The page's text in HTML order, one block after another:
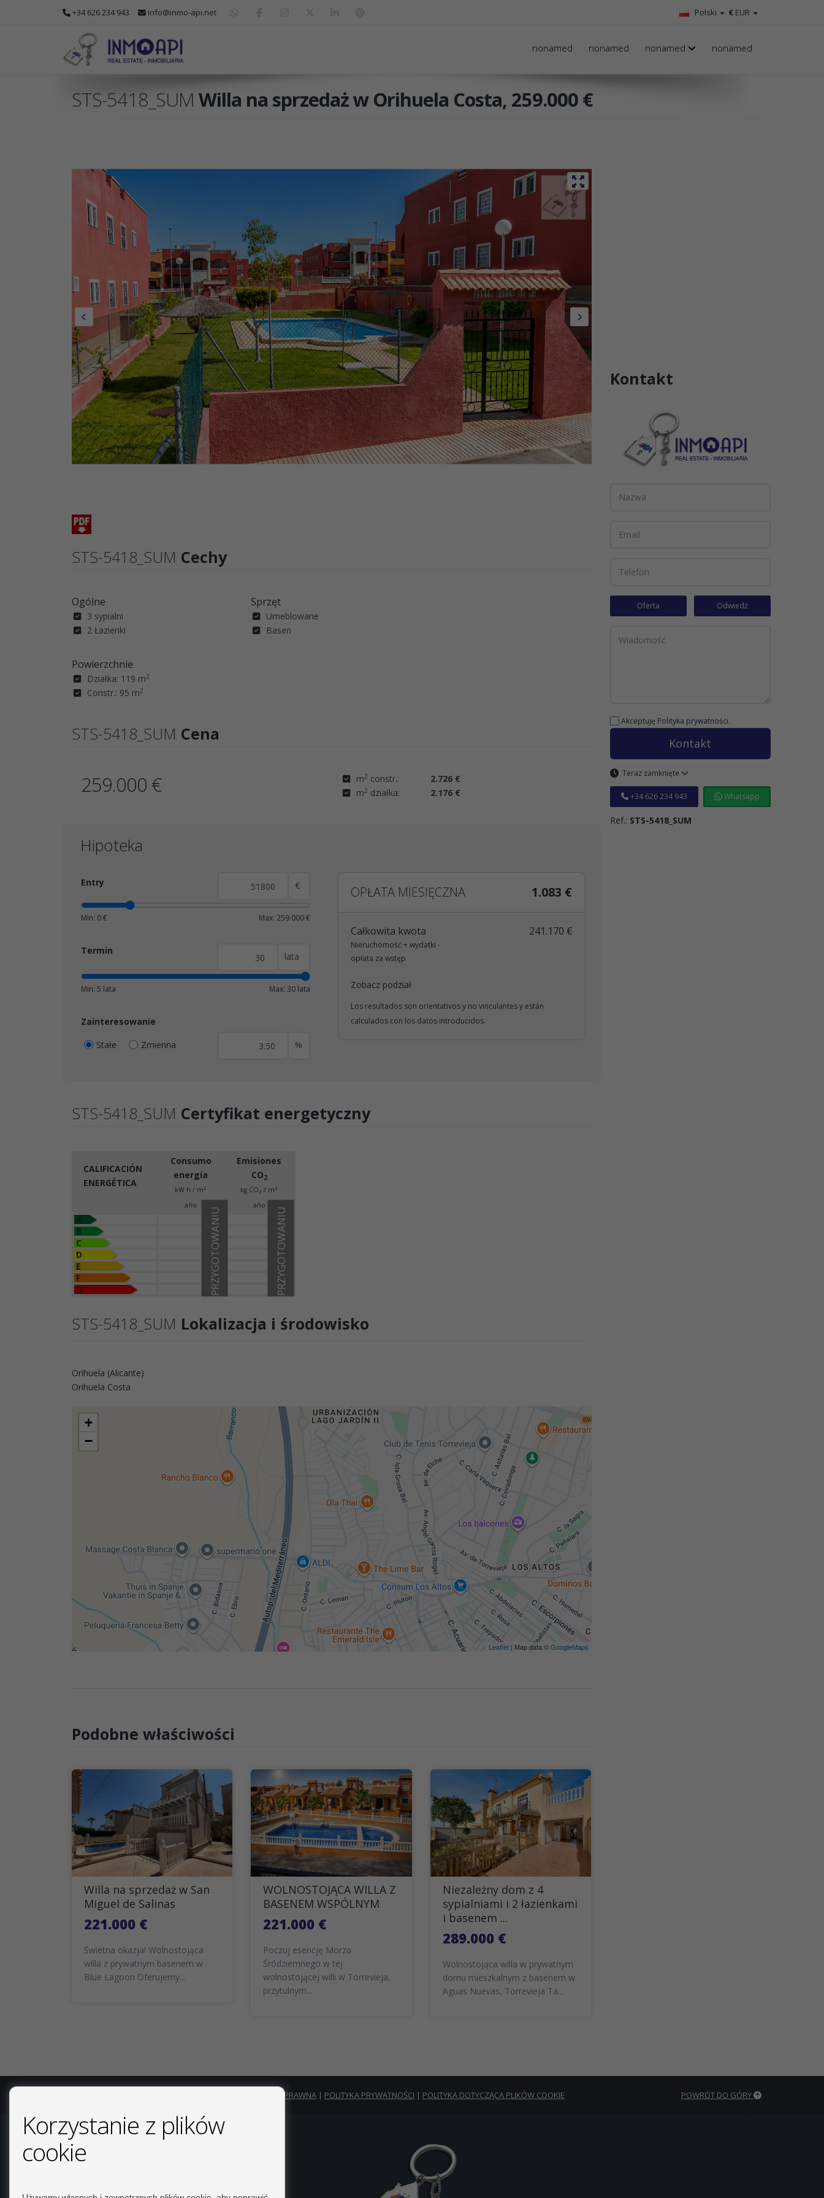
+34 626 234 943 info@inmo-api.net € EUR
Polski
nonamed nonamed nonamed nonamed
STS-5418_SUM Willa na sprzedaż w Orihuela Costa, 259.000 €
STS-5418_SUM Cechy
Ogólne
3 sypialni
2 Łazienki
Powierzchnie
Działka: 119 m2
Constr.: 95 m2
Sprzęt
Umeblowane
Basen
STS-5418_SUM Cena
259.000 € m2 constr.:
2.726 €
m2 działka: 2.176 €
Hipoteka
Entry €
Min: 0 € Max: 259.000 €
Termin
lata
Min: 5 lata Max: 30 lata
Zainteresowanie
Stałe
Zmienna %
OPŁATA MIESIĘCZNA 1.083 €
Całkowita kwota
Nieruchomość + wydatki -
opłata za wstęp
Zobacz podział
241.170 €
Los resultados son orientativos y no vinculantes y están
calculados con los datos introducidos.
STS-5418_SUM Certyfikat energetyczny
CALIFICACIÓN
ENERGÉTICA
Consumo
energía
kW h / m2
año
Emisiones
CO2
kg CO2 / m2
año
B
C
D
E
F
G
W PRZYGOTOWANIU
W PRZYGOTOWANIU
STS-5418_SUM Lokalizacja i środowisko
Orihuela (Alicante)
Orihuela Costa
+
−
Leaflet| Map data ©GoogleMaps
Podobne właściwości
Willa na sprzedaż w San
Miguel de Salinas
221.000 €
Świetna okazja! Wolnostojąca
willa z prywatnym basenem w
Blue Lagoon Oferujemy...
WOLNOSTOJĄCA WILLA Z
BASENEM WSPÓLNYM
221.000 €
Poczuj esencję Morza
Śródziemnego w tej
wolnostojącej willi w Torrevieja,
przytulnym...
Niezależny dom z 4
sypialniami i 2 łazienkami
i basenem ...
289.000 €
Wolnostojąca willa w prywatnym
domu mieszkalnym z basenem w
Aguas Nuevas, Torrevieja Ta...
Kontakt
Oferta Odwiedź
Akceptuję Polityka prywatności.
Kontakt
Teraz zamknięte
+34 626 234 943 Whatsapp
Ref.: STS-5418_SUM
NOTA PRAWNA | POLITYKA PRYWATNOŚCI | POLITYKA DOTYCZĄCA PLIKÓW COOKIE POWRÓT DO GÓRY
Korzystanie z plików
cookie